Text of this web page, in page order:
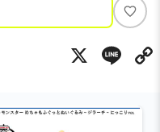
い
ね
X